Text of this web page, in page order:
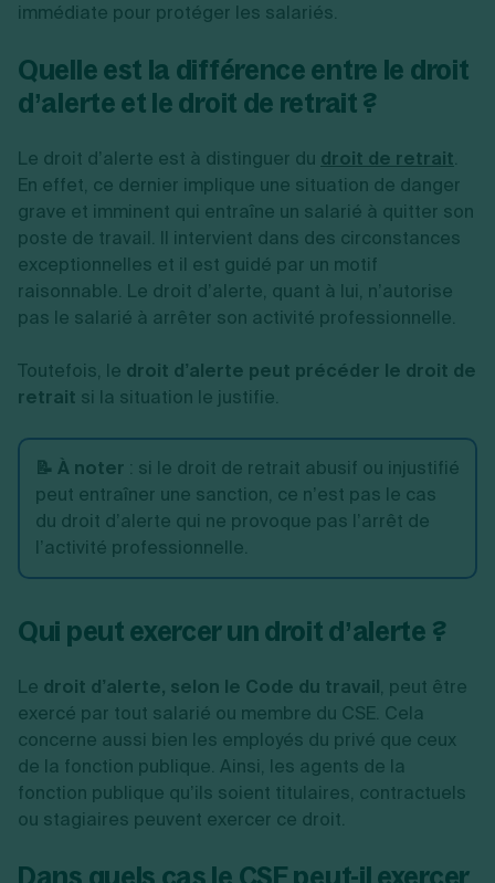
immédiate pour protéger les salariés.
Quelle est la différence entre le droit
d’alerte et le droit de retrait ?
Le droit d’alerte est à distinguer du droit de retrait.
En effet, ce dernier implique une situation de danger
grave et imminent qui entraîne un salarié à quitter son
poste de travail. Il intervient dans des circonstances
exceptionnelles et il est guidé par un motif
raisonnable. Le droit d’alerte, quant à lui, n’autorise
pas le salarié à arrêter son activité professionnelle.
Toutefois, le droit d’alerte peut précéder le droit de
retrait si la situation le justifie.
📝 À noter : si le droit de retrait abusif ou injustifié
peut entraîner une sanction, ce n’est pas le cas
du droit d’alerte qui ne provoque pas l’arrêt de
l’activité professionnelle.
Qui peut exercer un droit d’alerte ?
Le droit d’alerte, selon le Code du travail, peut être
exercé par tout salarié ou membre du CSE. Cela
concerne aussi bien les employés du privé que ceux
de la fonction publique. Ainsi, les agents de la
fonction publique qu’ils soient titulaires, contractuels
ou stagiaires peuvent exercer ce droit.
Dans quels cas le CSE peut-il exercer